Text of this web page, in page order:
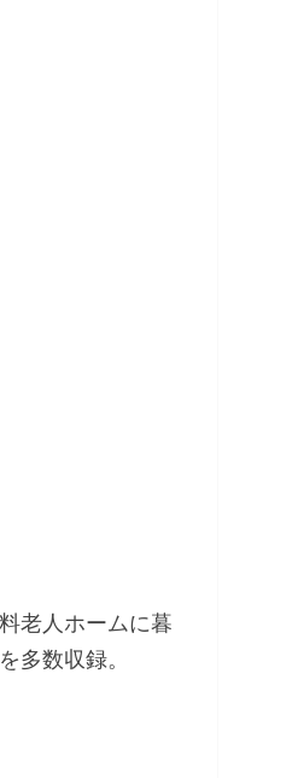
老人ホームに暮
多数収録。